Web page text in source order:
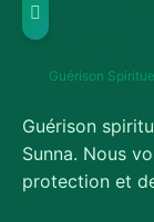
Guérison
Guérison
Sunna. Nous
protection et